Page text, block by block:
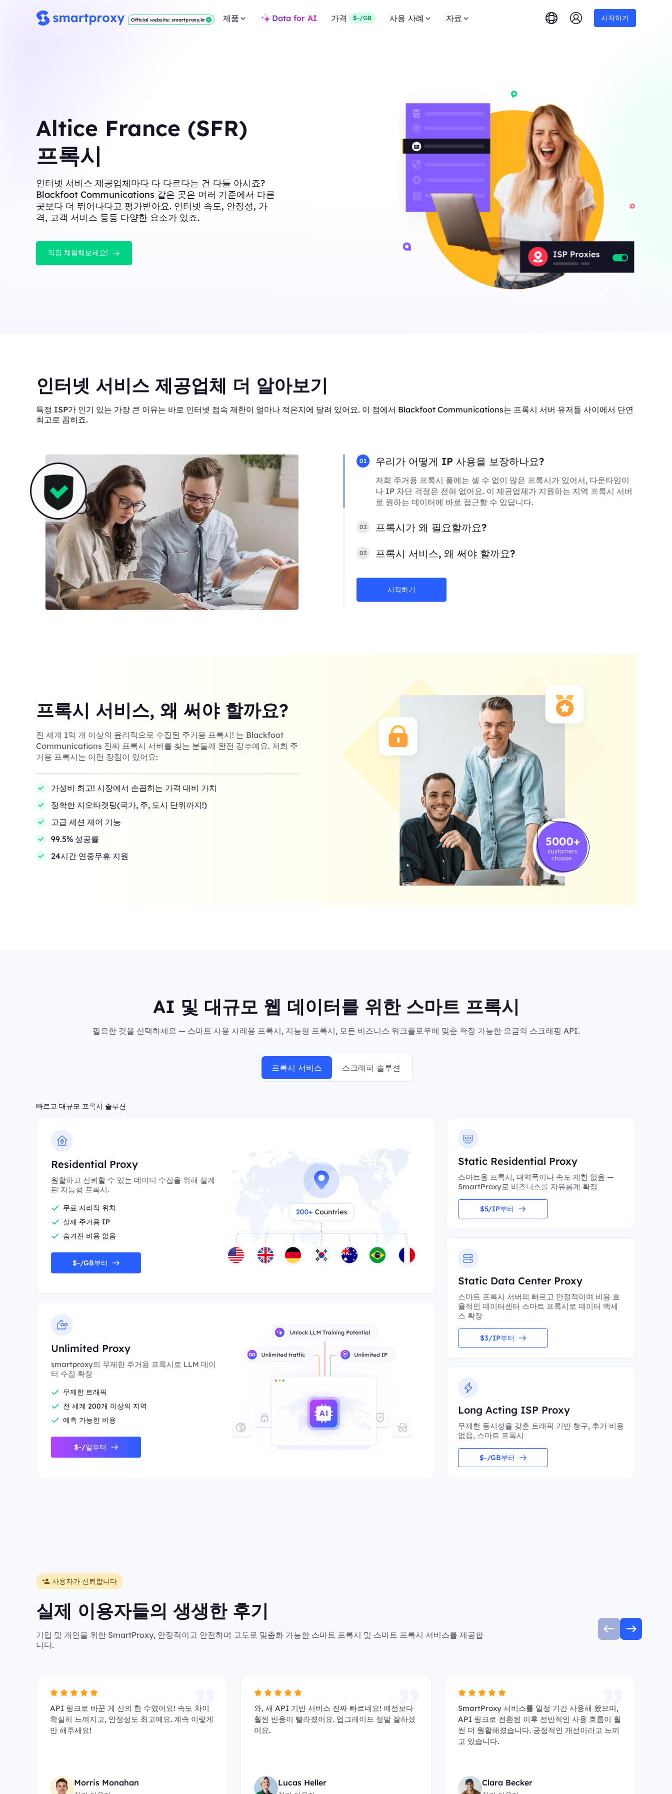
Official website: smartproxy.kr 제품 Data for AI 가격 $-/GB 사용 사례 자료 시작하기
Altice France (SFR)
프록시
인터넷 서비스 제공업체마다 다 다르다는 건 다들 아시죠?
Blackfoot Communications 같은 곳은 여러 기준에서 다른
곳보다 더 뛰어나다고 평가받아요. 인터넷 속도, 안정성, 가
격, 고객 서비스 등등 다양한 요소가 있죠.
직접 체험해보세요!
인터넷 서비스 제공업체 더 알아보기
특정 ISP가 인기 있는 가장 큰 이유는 바로 인터넷 접속 제한이 얼마나 적은지에 달려 있어요. 이 점에서 Blackfoot Communications는 프록시 서버 유저들 사이에서 단연
최고로 꼽히죠.
01 우리가 어떻게 IP 사용을 보장하나요?
저희 주거용 프록시 풀에는 셀 수 없이 많은 프록시가 있어서, 다운타임이
나 IP 차단 걱정은 전혀 없어요. 이 제공업체가 지원하는 지역 프록시 서버
로 원하는 데이터에 바로 접근할 수 있답니다.
02 프록시가 왜 필요할까요?
03 프록시 서비스, 왜 써야 할까요?
시작하기
프록시 서비스, 왜 써야 할까요?
전 세계 1억 개 이상의 윤리적으로 수집된 주거용 프록시! 는 Blackfoot
Communications 진짜 프록시 서버를 찾는 분들께 완전 강추예요. 저희 주
거용 프록시는 이런 장점이 있어요:
가성비 최고! 시장에서 손꼽히는 가격 대비 가치
정확한 지오타겟팅(국가, 주, 도시 단위까지!)
고급 세션 제어 기능
99.5% 성공률
24시간 연중무휴 지원
AI 및 대규모 웹 데이터를 위한 스마트 프록시
필요한 것을 선택하세요 — 스마트 사용 사례용 프록시, 지능형 프록시, 모든 비즈니스 워크플로우에 맞춘 확장 가능한 요금의 스크래핑 API.
프록시 서비스 스크래퍼 솔루션
빠르고 대규모 프록시 솔루션
Residential Proxy
원활하고 신뢰할 수 있는 데이터 수집을 위해 설계
된 지능형 프록시.
무료 지리적 위치
실제 주거용 IP
숨겨진 비용 없음
$-/GB부터
Unlimited Proxy
smartproxy의 무제한 주거용 프록시로 LLM 데이
터 수집 확장
무제한 트래픽
전 세계 200개 이상의 지역
예측 가능한 비용
$-/일부터
Static Residential Proxy
스마트용 프록시, 대역폭이나 속도 제한 없음 —
SmartProxy로 비즈니스를 자유롭게 확장
$5/IP부터
Static Data Center Proxy
스마트 프록시 서버의 빠르고 안정적이며 비용 효
율적인 데이터센터 스마트 프록시로 데이터 액세
스 확장
$3/IP부터
Long Acting ISP Proxy
무제한 동시성을 갖춘 트래픽 기반 청구, 추가 비용
없음, 스마트 프록시
$-/GB부터
사용자가 신뢰합니다
실제 이용자들의 생생한 후기
기업 및 개인을 위한 SmartProxy, 안정적이고 안전하며 고도로 맞춤화 가능한 스마트 프록시 및 스마트 프록시 서비스를 제공합
니다.
API 링크로 바꾼 게 신의 한 수였어요! 속도 차이
확실히 느껴지고, 안정성도 최고예요. 계속 이렇게
만 해주세요!
Morris Monahan
와, 새 API 기반 서비스 진짜 빠르네요! 예전보다
훨씬 반응이 빨라졌어요. 업그레이드 정말 잘하셨
어요.
Lucas Heller
SmartProxy 서비스를 일정 기간 사용해 왔으며,
API 링크로 전환된 이후 전반적인 사용 흐름이 훨
씬 더 원활해졌습니다. 긍정적인 개선이라고 느끼
고 있습니다.
Clara Becker